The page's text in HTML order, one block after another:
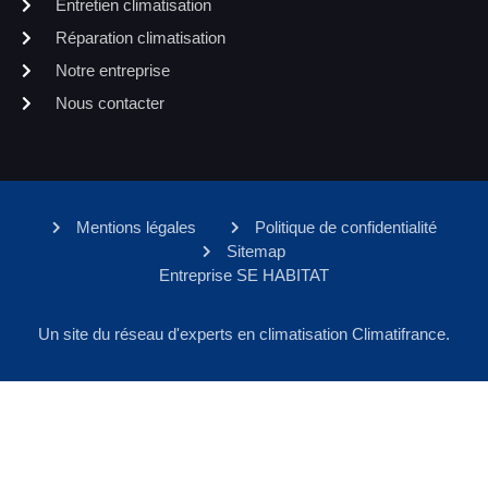
Entretien climatisation
Réparation climatisation
Notre entreprise
Nous contacter
Mentions légales
Politique de confidentialité
Sitemap
Entreprise SE HABITAT
Un site du réseau d'experts en climatisation Climatifrance.